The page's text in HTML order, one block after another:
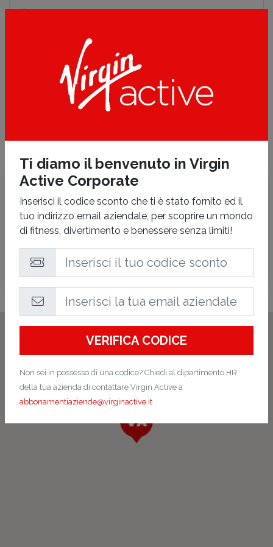
Ti diamo il benvenuto in Virgin
Active Corporate
Inserisci il codice sconto che ti è stato fornito ed il
tuo indirizzo email aziendale, per scoprire un mondo
di fitness, divertimento e benessere senza limiti!
VERIFICA CODICE
Non sei in possesso di una codice? Chiedi al dipartimento HR
della tua azienda di contattare Virgin Active a
abbonamentiaziende@virginactive.it
GYM TRAINING
HOME CLUB
Virgin Active
Roma Via Mantova
Via Mantova, 1 - Roma (RM)
Tutte le attività termineranno 30 minuti prima dell'orario di
chiusura indicato.